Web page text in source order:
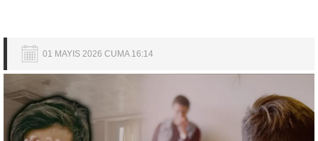
01 MAYIS 2026 CUMA 16:14